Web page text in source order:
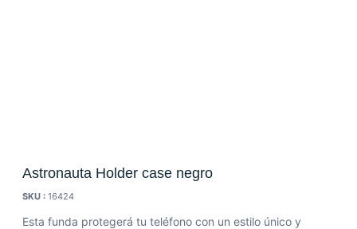
Astronauta Holder case negro
SKU : 16424
Esta funda protegerá tu teléfono con un estilo único y